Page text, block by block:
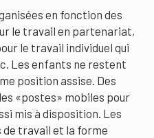
en fonction des
le travail en partenariat,
le travail individuel qui
Les enfants ne restent
position assise. Des
«postes» mobiles pour
mis à disposition. Les
de travail et la forme